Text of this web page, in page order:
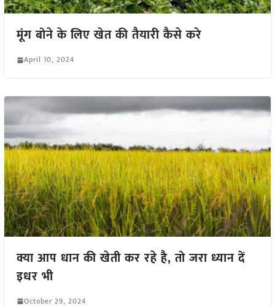
मूंग बोने के लिए खेत की तैयारी कैसे करे
April 10, 2024
क्या आप धान की खेती कर रहे है, तो जरा ध्यान दें
इधर भी
October 29, 2024